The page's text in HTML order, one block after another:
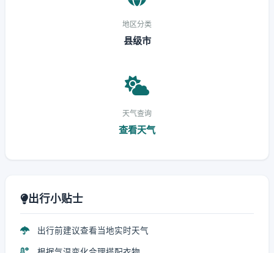
地区分类
县级市
天气查询
查看天气
出行小贴士
出行前建议查看当地实时天气